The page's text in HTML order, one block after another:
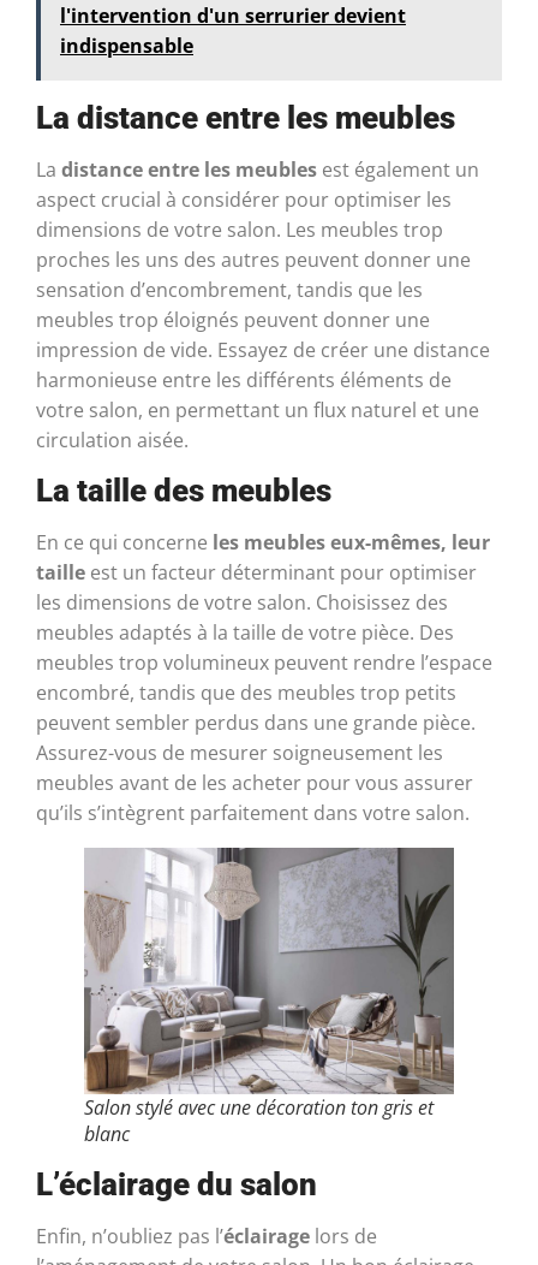
l'intervention d'un serrurier devient
indispensable
La distance entre les meubles
La distance entre les meubles est également un
aspect crucial à considérer pour optimiser les
dimensions de votre salon. Les meubles trop
proches les uns des autres peuvent donner une
sensation d’encombrement, tandis que les
meubles trop éloignés peuvent donner une
impression de vide. Essayez de créer une distance
harmonieuse entre les différents éléments de
votre salon, en permettant un flux naturel et une
circulation aisée.
La taille des meubles
En ce qui concerne les meubles eux-mêmes, leur
taille est un facteur déterminant pour optimiser
les dimensions de votre salon. Choisissez des
meubles adaptés à la taille de votre pièce. Des
meubles trop volumineux peuvent rendre l’espace
encombré, tandis que des meubles trop petits
peuvent sembler perdus dans une grande pièce.
Assurez-vous de mesurer soigneusement les
meubles avant de les acheter pour vous assurer
qu’ils s’intègrent parfaitement dans votre salon.
Salon stylé avec une décoration ton gris et
blanc
L’éclairage du salon
Enfin, n’oubliez pas l’éclairage lors de